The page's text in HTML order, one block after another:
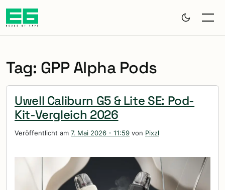
Zum Hauptinhalt springen
Tag: GPP Alpha Pods
Uwell Caliburn G5 & Lite SE: Pod-
Kit-Vergleich 2026
Veröffentlicht am 7. Mai 2026 - 11:59 von Pixzl